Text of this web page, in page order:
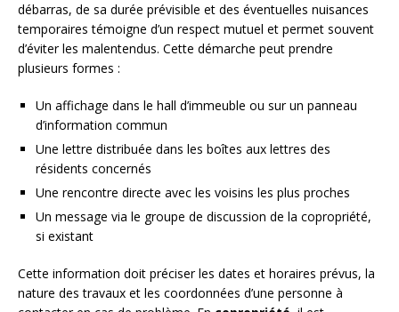
débarras, de sa durée prévisible et des éventuelles nuisances
temporaires témoigne d’un respect mutuel et permet souvent
d’éviter les malentendus. Cette démarche peut prendre
plusieurs formes :
Un affichage dans le hall d’immeuble ou sur un panneau
d’information commun
Une lettre distribuée dans les boîtes aux lettres des
résidents concernés
Une rencontre directe avec les voisins les plus proches
Un message via le groupe de discussion de la copropriété,
si existant
Cette information doit préciser les dates et horaires prévus, la
nature des travaux et les coordonnées d’une personne à